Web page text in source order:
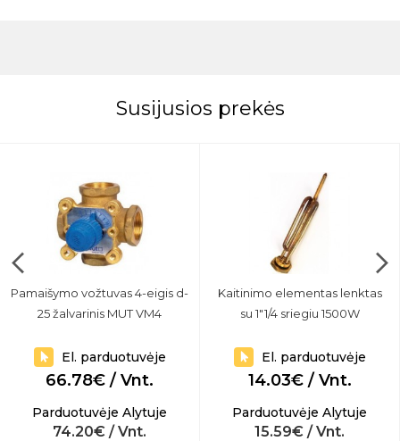
Susijusios prekės
Pamaišymo vožtuvas 4-eigis d-
25 žalvarinis MUT VM4
El. parduotuvėje
66.78€ / Vnt.
Parduotuvėje Alytuje
74.20€ / Vnt.
Kaitinimo elementas lenktas
su 1"1/4 sriegiu 1500W
El. parduotuvėje
14.03€ / Vnt.
Parduotuvėje Alytuje
15.59€ / Vnt.